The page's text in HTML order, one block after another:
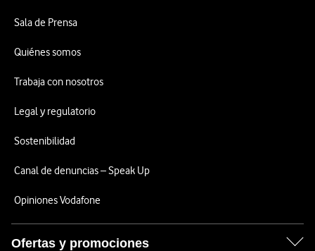
Sala de Prensa
Quiénes somos
Trabaja con nosotros
Legal y regulatorio
Sostenibilidad
Canal de denuncias – Speak Up
Opiniones Vodafone
Ofertas y promociones